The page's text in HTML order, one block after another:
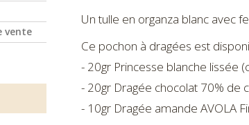
vente
Un tulle en organza blanc avec
Ce pochon à dragées est
- 20gr Princesse blanche lissée
- 20gr Dragée chocolat 70% de
- 10gr Dragée amande AVOLA